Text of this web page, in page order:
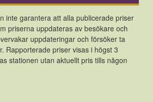
inte garantera att alla publicerade priser
priserna uppdateras av besökare och
uppdateringar och försöker ta
Rapporterade priser visas i högst 3
stationen utan aktuellt pris tills någon